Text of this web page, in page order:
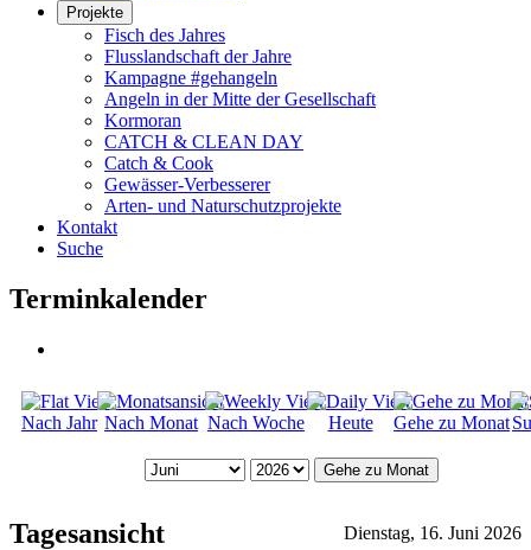
Projekte
Fisch des Jahres
Flusslandschaft der Jahre
Kampagne #gehangeln
Angeln in der Mitte der Gesellschaft
Kormoran
CATCH & CLEAN DAY
Catch & Cook
Gewässer-Verbesserer
Arten- und Naturschutzprojekte
Kontakt
Suche
Terminkalender
Nach Jahr Nach Monat Nach Woche Heute Gehe zu Monat
Gehe zu Monat
Tagesansicht Dienstag, 16. Juni 2026